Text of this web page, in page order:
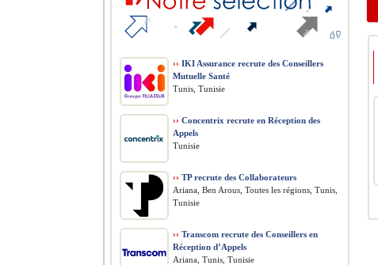
›› IKI Assurance recrute des Conseillers
Mutuelle Santé
Tunis, Tunisie
›› Concentrix recrute en Réception des
Appels
Tunisie
›› TP recrute des Collaborateurs
Ariana, Ben Arous, Toutes les régions, Tunis,
Tunisie
›› Transcom recrute des Conseillers en
Réception d’Appels
Ariana, Tunis, Tunisie